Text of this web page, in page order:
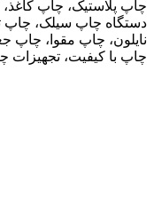
چاپ پلاستیک، چاپ
دستگاه چاپ سیلک،
نایلون، چاپ مقوا، چاپ
چاپ با کیفیت، تجهیزات